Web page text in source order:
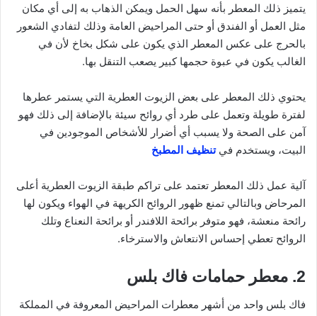
يتميز ذلك المعطر بأنه سهل الحمل ويمكن الذهاب به إلى أي مكان
مثل العمل أو الفندق أو حتى المراحيض العامة وذلك لتفادي الشعور
بالحرج على عكس المعطر الذي يكون على شكل بخاخ لأن في
الغالب يكون في عبوة حجمها كبير يصعب التنقل بها.
يحتوي ذلك المعطر على بعض الزيوت العطرية التي يستمر عطرها
لفترة طويلة وتعمل على طرد أي روائح سيئة بالإضافة إلى ذلك فهو
آمن على الصحة ولا يسبب أي أضرار للأشخاص الموجودين في
البيت، ويستخدم فيتنظيف المطبخ
آلية عمل ذلك المعطر تعتمد على تراكم طبقة الزيوت العطرية أعلى
المرحاض وبالتالي تمنع ظهور الروائح الكريهة في الهواء ويكون لها
رائحة منعشة، فهو متوفر برائحة اللافندر أو برائحة النعناع وتلك
الروائح تعطي إحساس الانتعاش والاسترخاء.
2. معطر حمامات فاك بلس
فاك بلس واحد من أشهر معطرات المراحيض المعروفة في المملكة